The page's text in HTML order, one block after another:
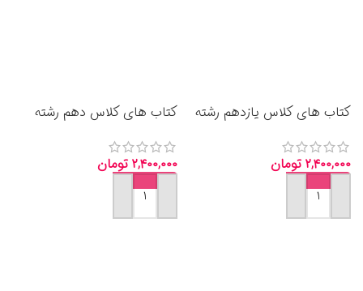
کتاب های کلاس یازدهم رشته
۲,۴۰۰,۰۰۰ تومان
افزودن به سبد خرید
کتاب های کلاس دهم رشته
۲,۴۰۰,۰۰۰ تومان
افزودن به سبد خرید